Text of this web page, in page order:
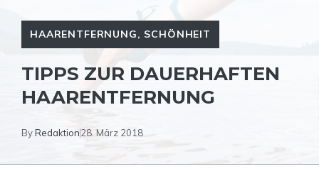
HAARENTFERNUNG, SCHÖNHEIT
TIPPS ZUR DAUERHAFTEN
HAARENTFERNUNG
ByRedaktion28. März 2018